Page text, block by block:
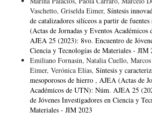
Vaschetto, Griselda Eimer, Síntesis
de catalizadores silíceos a partir de fuentes
(Actas de Jornadas y Eventos
AJEA 25 (2023): 8vo. Encuentro de
Ciencia y Tecnologías de Materiales - JIM
Emiliano Fornasin, Natalia Cuello,
Eimer, Verónica Elías, Síntesis y
mesoporosos de hierro , AJEA (Actas de
Académicos de UTN): Núm. AJEA 25
de Jóvenes Investigadores en Ciencia y
Materiales - JIM 2023